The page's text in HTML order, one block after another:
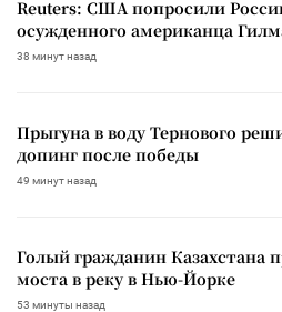
Reuters: США попросили
осужденного американца
38 минут назад
Прыгуна в воду Тернового
допинг после победы
49 минут назад
Голый гражданин Казахстана
моста в реку в Нью-Йорке
53 минуты назад